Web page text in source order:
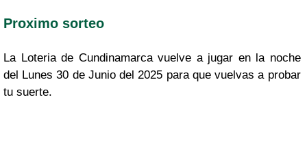
Proximo sorteo
La Loteria de Cundinamarca vuelve a jugar en la noche
del Lunes 30 de Junio del 2025 para que vuelvas a probar
tu suerte.